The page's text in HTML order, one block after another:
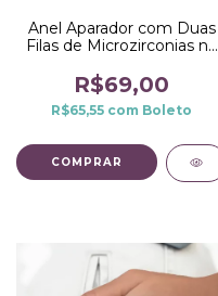
Anel Aparador com Duas
Filas de Microzirconias no
R$69,00
R$65,55 com Boleto
COMPRAR